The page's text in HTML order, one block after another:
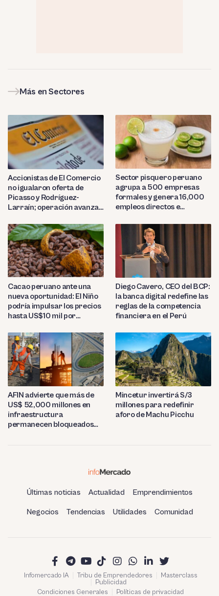
Más en Sectores
Accionistas de El Comercio
no igualaron oferta de
Picasso y Rodríguez-
Larraín; operación avanza
Sector pisquero peruano
agrupa a 500 empresas
formales y genera 16,000
empleos directos e
Cacao peruano ante una
nueva oportunidad: El Niño
podría impulsar los precios
hasta US$10 mil por
Diego Cavero, CEO del BCP:
la banca digital redefine las
reglas de la competencia
financiera en el Perú
AFIN advierte que más de
US$ 52,000 millones en
infraestructura
permanecen bloqueados
Mincetur invertirá S/3
millones para redefinir
aforo de Machu Picchu
Últimas noticias Actualidad Emprendimientos
Negocios Tendencias Utilidades Comunidad
Infomercado IA Tribu de Emprendedores
Masterclass
Publicidad
Condiciones Generales
Políticas de privacidad